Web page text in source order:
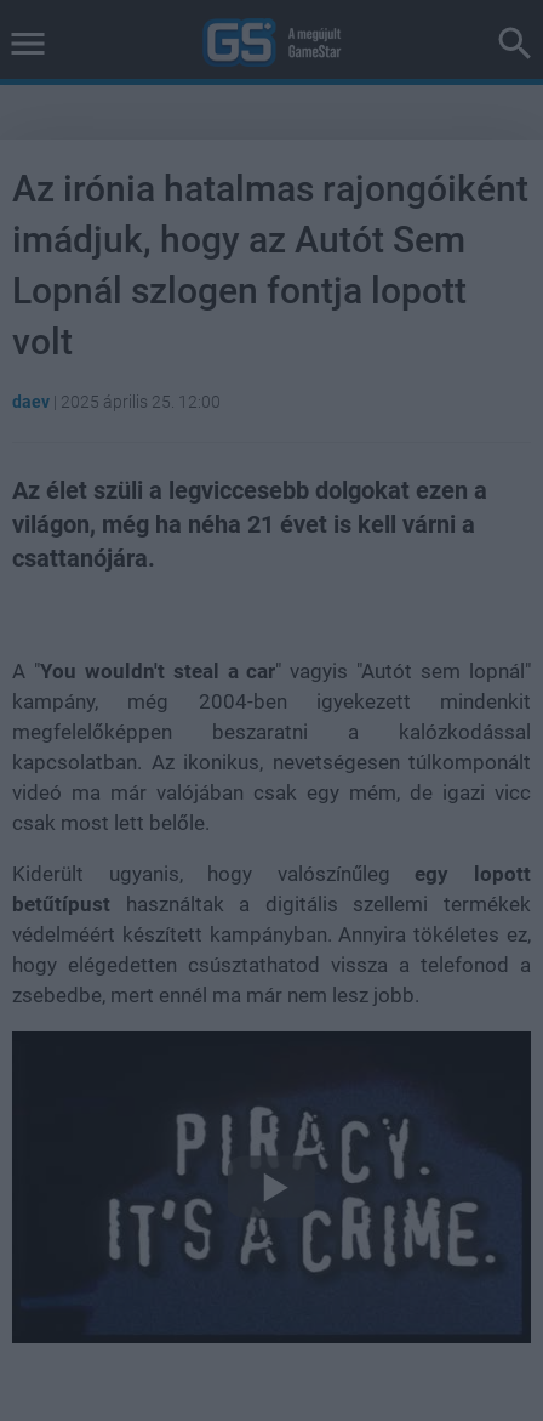
Az irónia hatalmas rajongóiként
imádjuk, hogy az Autót Sem
Lopnál szlogen fontja lopott
volt
daev | 2025 április 25. 12:00
Az élet szüli a legviccesebb dolgokat ezen a
világon, még ha néha 21 évet is kell várni a
csattanójára.
A "You wouldn't steal a car" vagyis "Autót sem lopnál"
kampány, még 2004-ben igyekezett mindenkit
megfelelőképpen beszaratni a kalózkodással
kapcsolatban. Az ikonikus, nevetségesen túlkomponált
videó ma már valójában csak egy mém, de igazi vicc
csak most lett belőle.
Kiderült ugyanis, hogy valószínűleg egy lopott
betűtípust használtak a digitális szellemi termékek
védelméért készített kampányban. Annyira tökéletes ez,
hogy elégedetten csúsztathatod vissza a telefonod a
zsebedbe, mert ennél ma már nem lesz jobb.